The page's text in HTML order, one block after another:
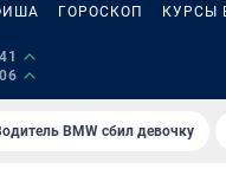
ГОРОСКОП КУРСЫ
BMW сбил девочку